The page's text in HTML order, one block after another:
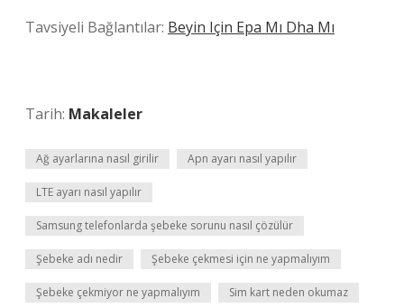
Tavsiyeli Bağlantılar: Beyin Için Epa Mı Dha Mı
Tarih: Makaleler
Ağ ayarlarına nasıl girilir Apn ayarı nasıl yapılır
LTE ayarı nasıl yapılır
Samsung telefonlarda şebeke sorunu nasıl çözülür
Şebeke adı nedir Şebeke çekmesi için ne yapmalıyım
Şebeke çekmiyor ne yapmalıyım Sim kart neden okumaz